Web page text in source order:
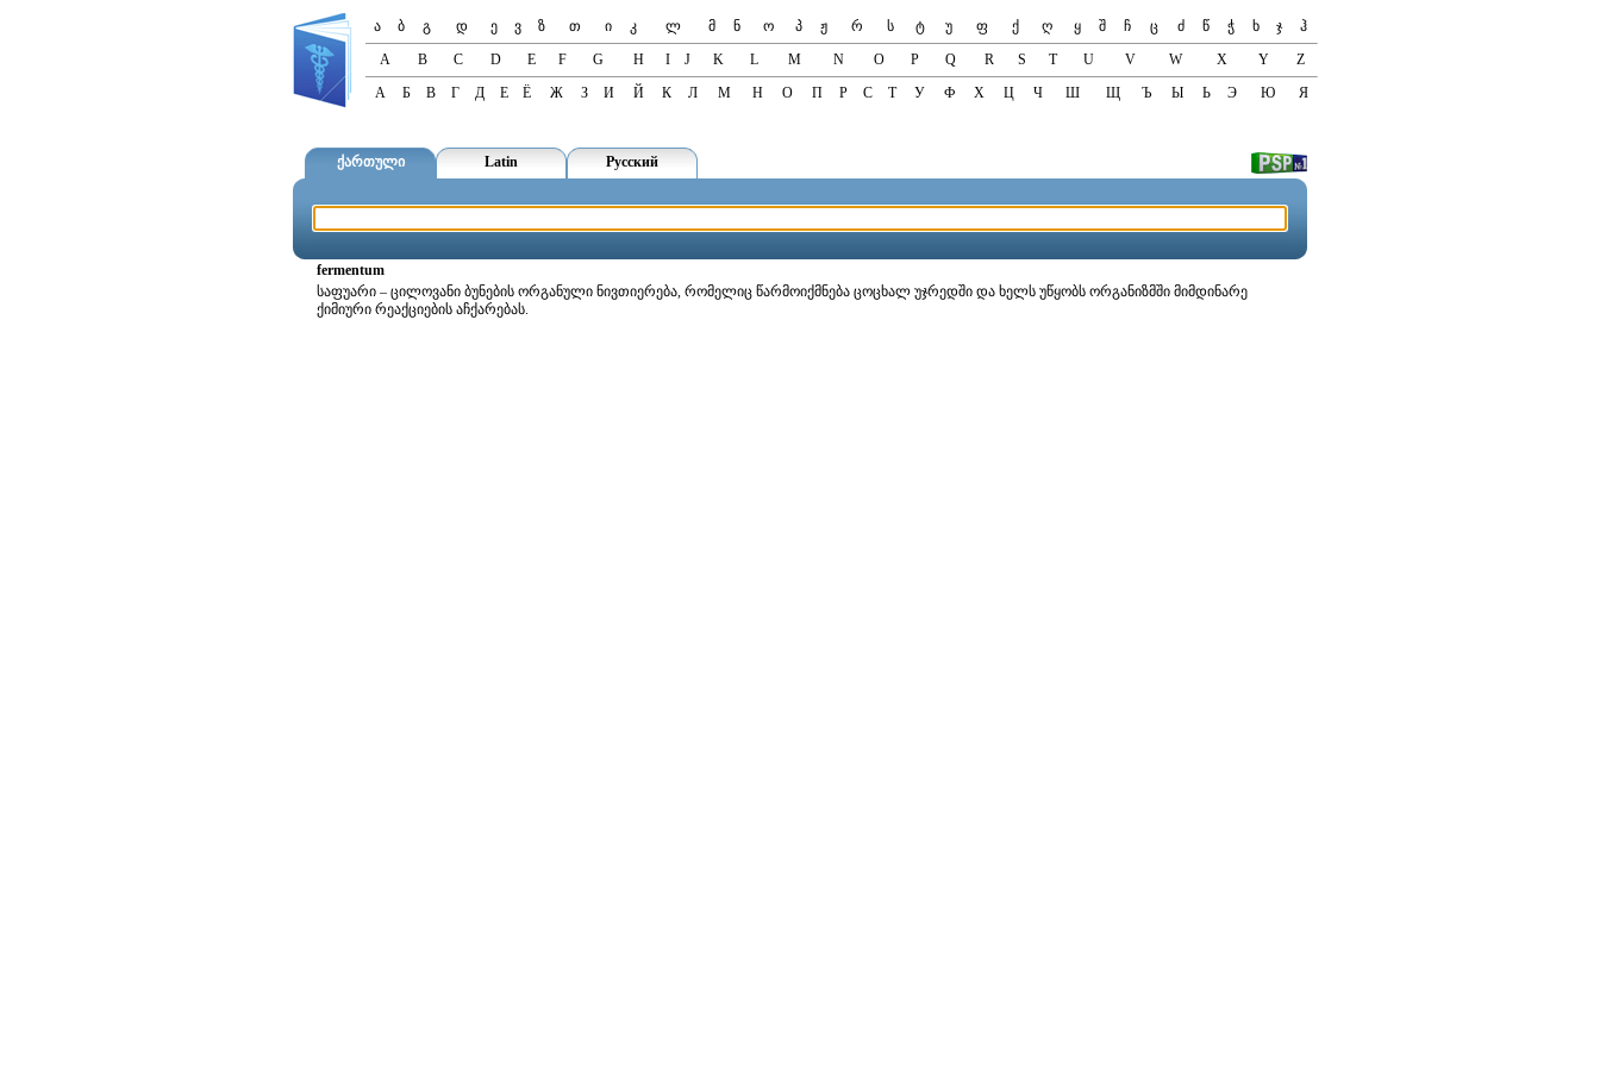
ა ბ გ დ ე ვ ზ თ ი კ ლ მ ნ ო პ ჟ რ ს ტ უ ფ ქ ღ ყ შ ჩ ც ძ წ ჭ ხ ჯ
ჰ
A
B C D E F G H I J K L M N O P Q R S T U V W X Y
Z
А
Б В Г Д Е Ё Ж З И Й К Л М Н О П Р С Т У Ф Х Ц Ч Ш Щ Ъ Ы Ь Э Ю Я
ქართული Latin Русский
fermentum
საფუარი – ცილოვანი ბუნების ორგანული ნივთიერება, რომელიც წარმოიქმნება ცოცხალ უჯრედში და ხელს უწყობს ორგანიზმში მიმდინარე
ქიმიური რეაქციების აჩქარებას.